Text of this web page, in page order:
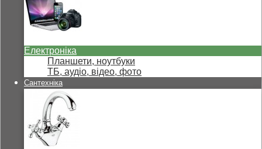
Електроніка
Планшети, ноутбуки
ТБ, аудіо, відео, фото
Сантехніка